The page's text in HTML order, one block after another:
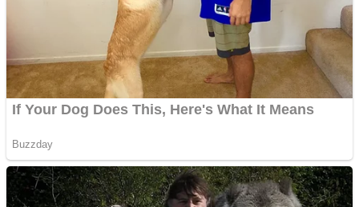
Răcitor de apă CW5000
pentru freze cu laser fără
metale